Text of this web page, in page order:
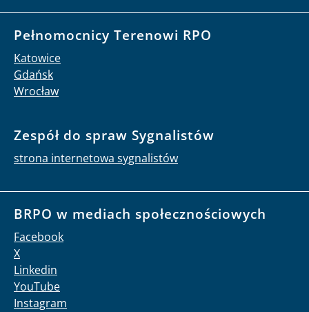
Pełnomocnicy Terenowi RPO
Katowice
Gdańsk
Wrocław
Zespół do spraw Sygnalistów
strona internetowa sygnalistów
BRPO w mediach społecznościowych
Facebook
X
Linkedin
YouTube
Instagram